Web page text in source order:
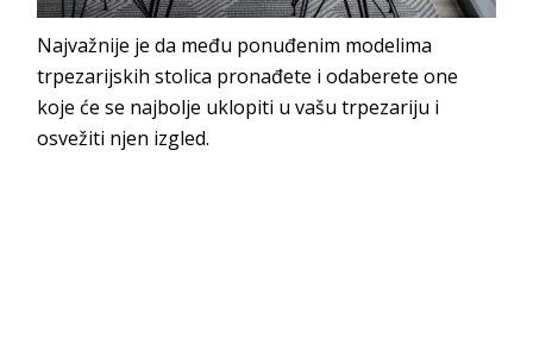
Najvažnije je da među ponuđenim modelima
trpezarijskih stolica pronađete i odaberete one
koje će se najbolje uklopiti u vašu trpezariju i
osvežiti njen izgled.